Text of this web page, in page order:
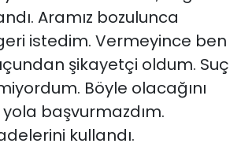
Aramız bozulunca
istedim. Vermeyince ben
şikayetçi oldum. Suç
Böyle olacağını
başvurmazdım.
kullandı.